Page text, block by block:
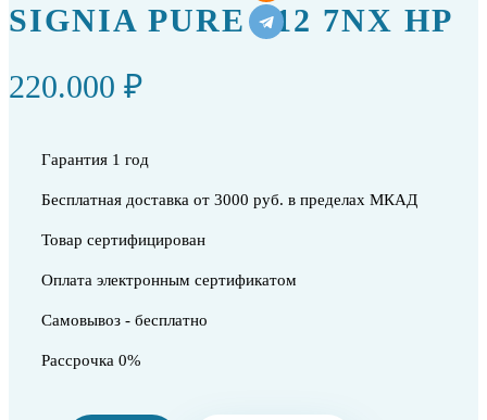
SIGNIA PURE 312 7NX HP
220.000 ₽
Гарантия 1 год
Бесплатная доставка от 3000 руб. в пределах МКАД
Товар сертифицирован
Оплата электронным сертификатом
Самовывоз - бесплатно
Рассрочка 0%